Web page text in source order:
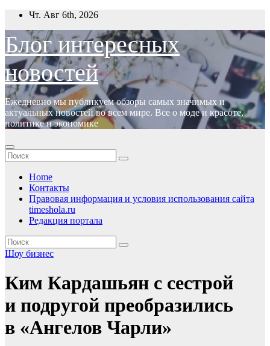
Перейти
содержимому
Чт. Авг 6th, 2026
Блог интересных
новостей
Ежедневно мы публикуем обзоры самых значимых и
актуальных новостей во всем мире. Все о моде и красоте,
политике и экономике
Home
Контакты
Правовая информация и условия использования сайта
timeshola.ru
Редакция портала
Шоу бизнес
Ким Кардашьян с сестрой
и подругой преобразились
в «Ангелов Чарли»